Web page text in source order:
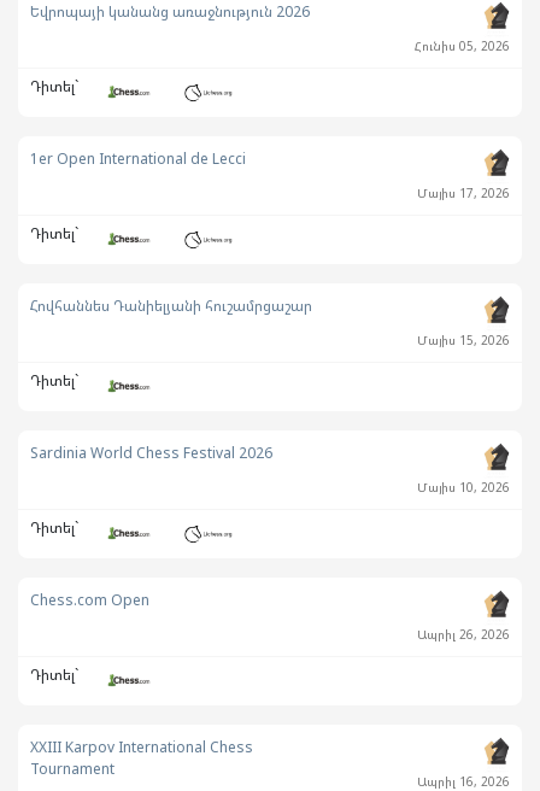
Եվրոպայի կանանց առաջնություն 2026
Հունիս 05, 2026
Դիտել`
1er Open International de Lecci
Մայիս 17, 2026
Դիտել`
Հովհաննես Դանիելյանի հուշամրցաշար
Մայիս 15, 2026
Դիտել`
Sardinia World Chess Festival 2026
Մայիս 10, 2026
Դիտել`
Chess.com Open
Ապրիլ 26, 2026
Դիտել`
XXIII Karpov International Chess
Tournament
Ապրիլ 16, 2026